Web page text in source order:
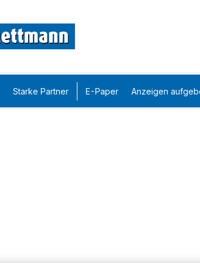
Starke Partner E-Paper Anzeigen